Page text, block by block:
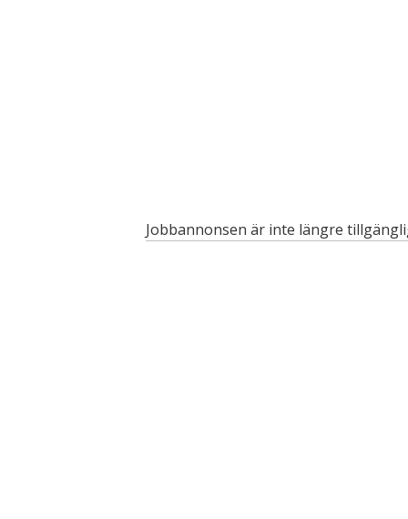
Jobbannonsen är inte längre